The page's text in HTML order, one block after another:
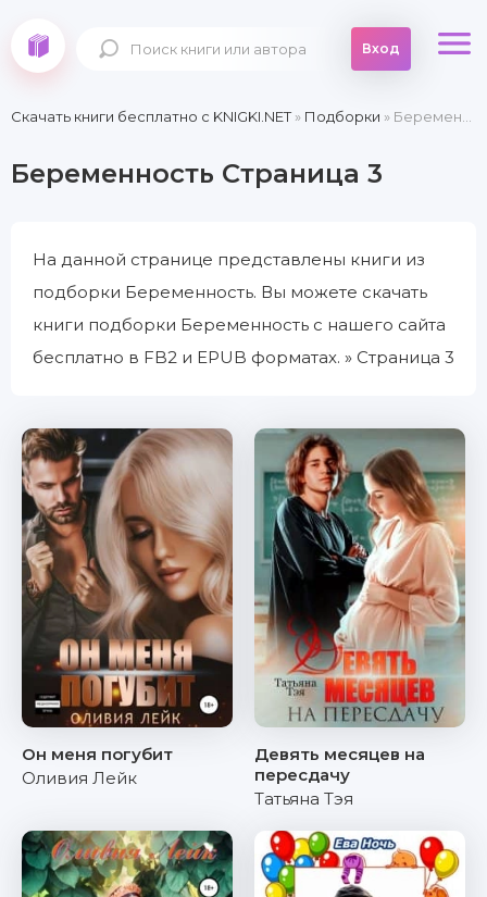
Вход
Скачать книги бесплатно c KNIGKI.NET» Подборки » Беременность » Страница 3
Беременность Страница 3
На данной странице представлены книги из
подборки Беременность. Вы можете скачать
книги подборки Беременность с нашего сайта
бесплатно в FB2 и EPUB форматах. » Страница 3
Он меня погубит
Оливия Лейк
Девять месяцев на
пересдачу
Татьяна Тэя